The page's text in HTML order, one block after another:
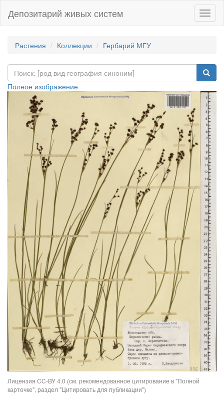
Депозитарий живых систем
Растения Коллекции Гербарий МГУ
Полное изображение
Лицензия CC-BY 4.0 (см. рекомендованное цитирование в "Полной
карточке", раздел "Цитировать для публикации")